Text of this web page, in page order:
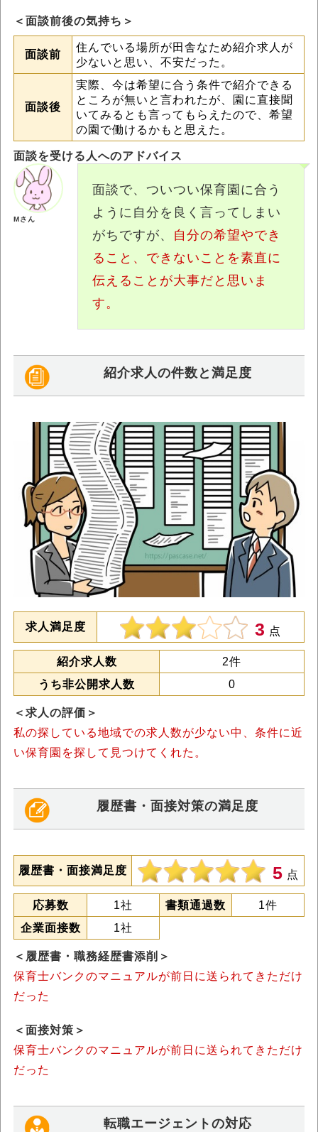
＜面談前後の気持ち＞
面談前
住んでいる場所が田舎なため紹介求人が
少ないと思い、不安だった。
面談後
実際、今は希望に合う条件で紹介できる
ところが無いと言われたが、園に直接聞
いてみるとも言ってもらえたので、希望
の園で働けるかもと思えた。
面談を受ける人へのアドバイス
面談で、ついつい保育園に合う
ように自分を良く言ってしまい
がちですが、 自分の希望やでき
ること、できないことを素直に
伝えることが大事だと思いま
す。
Mさん
紹介求人の件数と満足度
求人満足度 3 点
紹介求人数
2件
うち非公開求人数
0
＜求人の評価＞
私の探している地域での求人数が少ない中、条件に近
い保育園を探して見つけてくれた。
履歴書・面接対策の満足度
履歴書・面接満足度 5 点
応募数 1社 書類通過数
1件
企業面接数
1社
＜履歴書・職務経歴書添削＞
保育士バンクのマニュアルが前日に送られてきただけ
だった
＜面接対策＞
保育士バンクのマニュアルが前日に送られてきただけ
だった
転職エージェントの対応